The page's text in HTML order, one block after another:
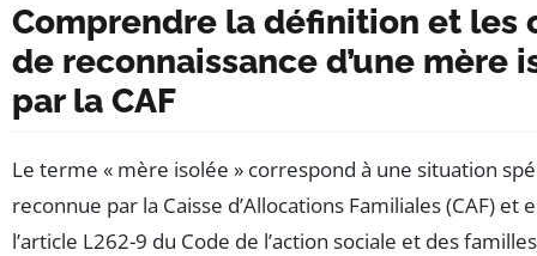
Comprendre la définition et les
de reconnaissance d’une mère
par la CAF
Le terme « mère isolée » correspond à une situation
reconnue par la Caisse d’Allocations Familiales (CAF) et
l’article L262-9 du Code de l’action sociale et des